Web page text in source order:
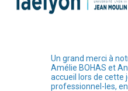
Un grand merci à
Amélie BOHAS et
accueil lors de cette
professionnel-les,